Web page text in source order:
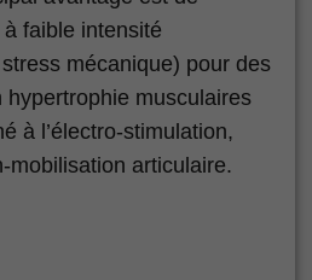
faible intensité
mécanique) pour des
hypertrophie musculaires
à l’électro-stimulation,
mobilisation articulaire.